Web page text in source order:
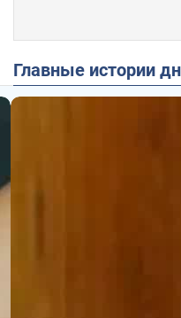
Главные истории